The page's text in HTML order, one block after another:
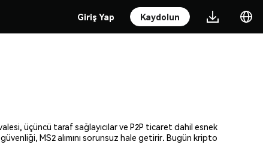
Giriş Yap Kaydolun
üçüncü taraf sağlayıcılar ve P2P ticaret dahil esnek
MS2 alımını sorunsuz hale getirir. Bugün kripto